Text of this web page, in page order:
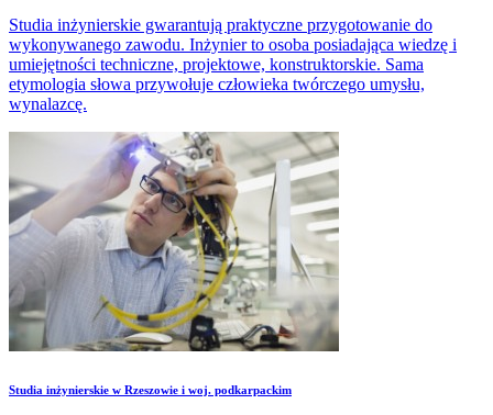
Studia inżynierskie gwarantują praktyczne przygotowanie do
wykonywanego zawodu. Inżynier to osoba posiadająca wiedzę i
umiejętności techniczne, projektowe, konstruktorskie. Sama
etymologia słowa przywołuje człowieka twórczego umysłu,
wynalazcę.
Studia inżynierskie w Rzeszowie i woj. podkarpackim